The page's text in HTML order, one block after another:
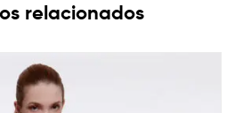
relacionados